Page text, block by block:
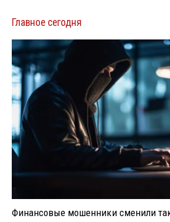
Главное сегодня
Финансовые мошенники сменили